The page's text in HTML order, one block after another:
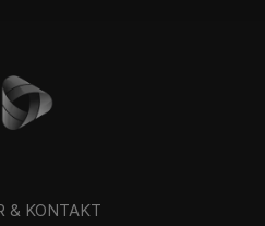
& KONTAKT